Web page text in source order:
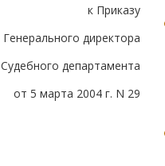
к Приказу
Генерального директора
Судебного департамента
от 5 марта 2004 г. N 29